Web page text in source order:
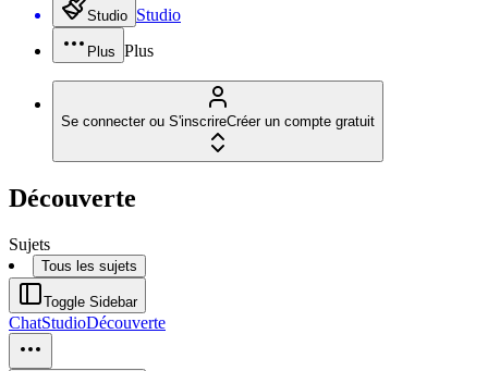
Studio Studio
Plus Plus
Se connecter ou S'inscrireCréer un compte gratuit
Découverte
Sujets
Tous les sujets
Toggle Sidebar
ChatStudioDécouverte